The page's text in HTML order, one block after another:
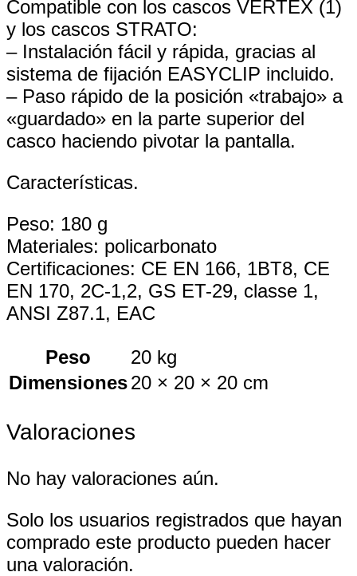
Compatible con los cascos VERTEX (1)
y los cascos STRATO:
– Instalación fácil y rápida, gracias al
sistema de fijación EASYCLIP incluido.
– Paso rápido de la posición «trabajo» a
«guardado» en la parte superior del
casco haciendo pivotar la pantalla.
Características.
Peso: 180 g
Materiales: policarbonato
Certificaciones: CE EN 166, 1BT8, CE
EN 170, 2C-1,2, GS ET-29, classe 1,
ANSI Z87.1, EAC
Peso
20 kg
Dimensiones20 × 20 × 20 cm
Valoraciones
No hay valoraciones aún.
Solo los usuarios registrados que hayan
comprado este producto pueden hacer
una valoración.